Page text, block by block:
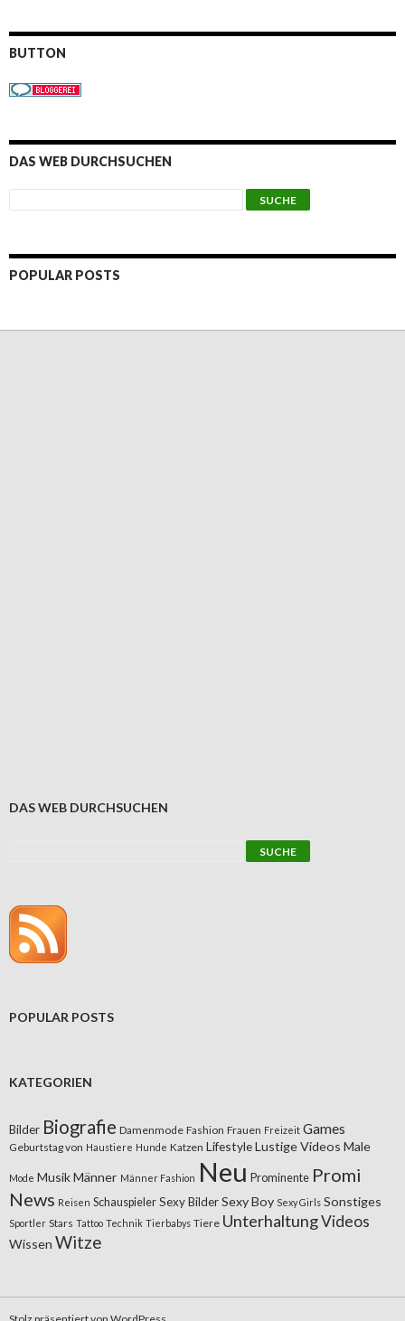
BUTTON
DAS WEB DURCHSUCHEN
POPULAR POSTS
DAS WEB DURCHSUCHEN
POPULAR POSTS
KATEGORIEN
Bilder Biografie Damenmode Fashion Frauen Freizeit Games
Geburtstag von Haustiere Hunde Katzen LifestyleLustige Videos Male
Mode MusikMänner Männer Fashion Neu Prominente Promi
News Reisen Schauspieler Sexy BilderSexy Boy Sexy Girls Sonstiges
Sportler Stars Tattoo Technik Tierbabys Tiere UnterhaltungVideos
Wissen Witze